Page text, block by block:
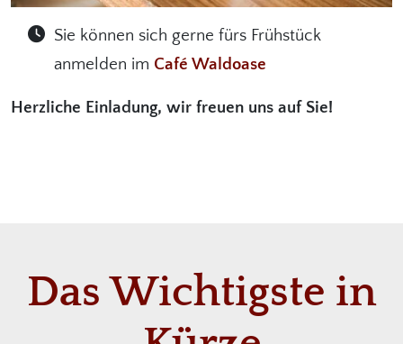
Sie können sich gerne fürs Frühstück
anmelden im Café Waldoase
Herzliche Einladung, wir freuen uns auf Sie!
Das Wichtigste in